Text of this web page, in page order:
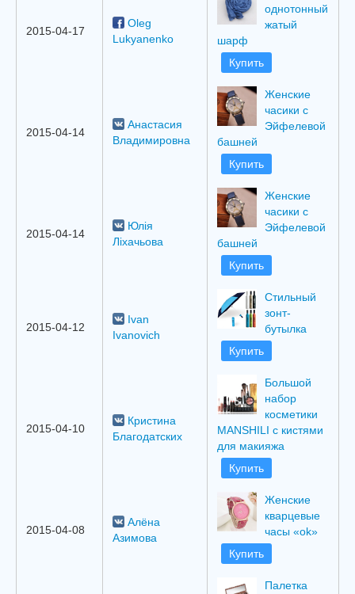
2015-04-17
Oleg
Lukyanenko
однотонный
жатый
шарф
Купить
2015-04-14
Анастасия
Владимировна
Женские
часики с
Эйфелевой
башней
Купить
2015-04-14
Юлія
Ліхачьова
Женские
часики с
Эйфелевой
башней
Купить
2015-04-12
Ivan
Ivanovich
Стильный
зонт-
бутылка
Купить
2015-04-10
Кристина
Благодатских
Большой
набор
косметики
MANSHILI с кистями
для макияжа
Купить
2015-04-08
Алёна
Азимова
Женские
кварцевые
часы «ok»
Купить
Палетка